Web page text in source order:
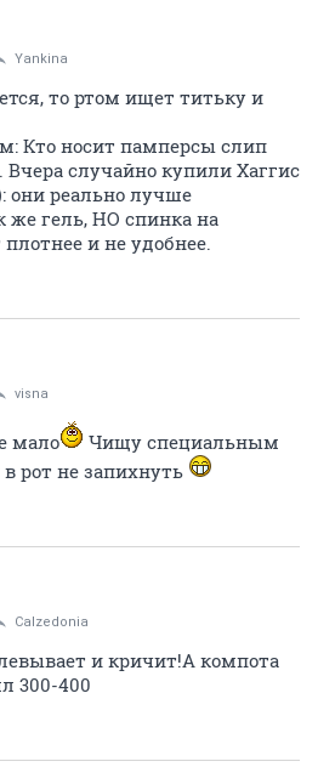
Yankina
то ртом ищет титьку и
Кто носит памперсы слип
случайно купили Хаггис
они реально лучше
же гель, НО спинка на
и не удобнее.
visna
мало
Чищу специальным
рот не запихнуть
Calzedonia
и кричит!А компота
300-400